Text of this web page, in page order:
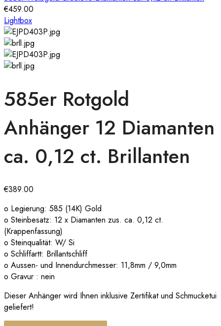
€459.00
Lightbox
585er Rotgold
Anhänger 12 Diamanten
ca. 0,12 ct. Brillanten
€389.00
o Legierung: 585 (14K) Gold
o Steinbesatz: 12 x Diamanten zus. ca. 0,12 ct.
(Krappenfassung)
o Steinqualität: W/ Si
o Schliffartt: Brillantschliff
o Aussen- und Innendurchmesser: 11,8mm / 9,0mm
o Gravur : nein
Dieser Anhänger wird Ihnen inklusive Zertifikat und Schmucketui
geliefert!